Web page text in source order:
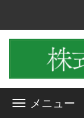
メニュー